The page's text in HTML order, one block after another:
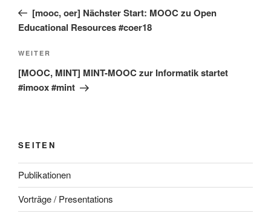
Beitrag[mooc, oer] Nächster Start: MOOC zu Open
Educational Resources #coer18
Nächster
Beitrag
WEITER
[MOOC, MINT] MINT-MOOC zur Informatik startet
#imoox #mint
SEITEN
Publikationen
Vorträge / Presentations